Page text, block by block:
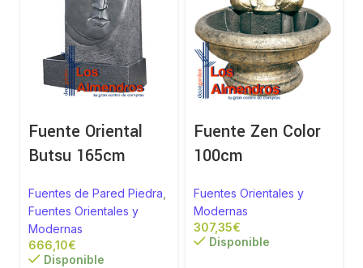
Fuente Oriental
Butsu 165cm
Fuentes de Pared Piedra
Fuentes Orientales y
Modernas
€
Disponible
Fuente Zen Color
100cm
Fuentes Orientales y
Modernas
€
Disponible